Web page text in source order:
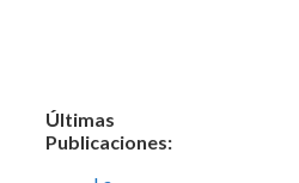
Últimas
Publicaciones: